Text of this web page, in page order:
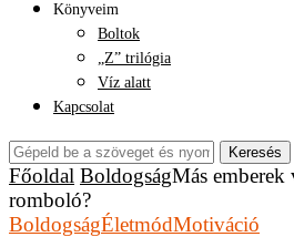
Könyveim
Boltok
„Z” trilógia
Víz alatt
Kapcsolat
Keresés
Főoldal BoldogságMás emberek
romboló?
BoldogságÉletmódMotiváció